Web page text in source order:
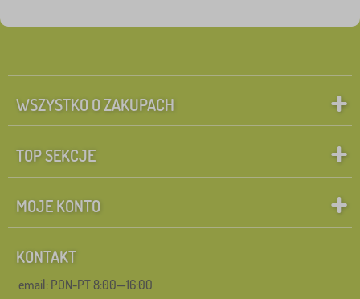
WSZYSTKO O ZAKUPACH
TOP SEKCJE
MOJE KONTO
KONTAKT
email: PON-PT 8:00—16:00